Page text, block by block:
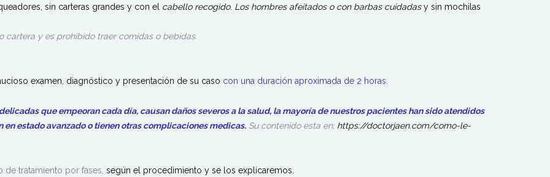
sin carteras grandes y con el cabello recogido. Los hombresafeitados o con barbas cuidadasy sin mochilas
cartera y esprohibido traer comidas o bebidas.
examen, diagnóstico y presentación de su caso con una duración aproximada de 2 horas.
que empeoran cada día, causan daños severos a la salud, la mayoría de nuestros pacientes han sido atendidos
estado avanzado o tienen otras complicaciones medicas. Su contenido esta en; https://doctorjaen.com/como-le-
tratamiento por fases, según el procedimiento y se los explicaremos.